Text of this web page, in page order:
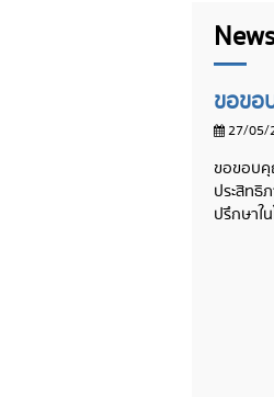
ขอขอ
27/05/
ขอขอบ
ประสิทธิ
ปรึกษาใ